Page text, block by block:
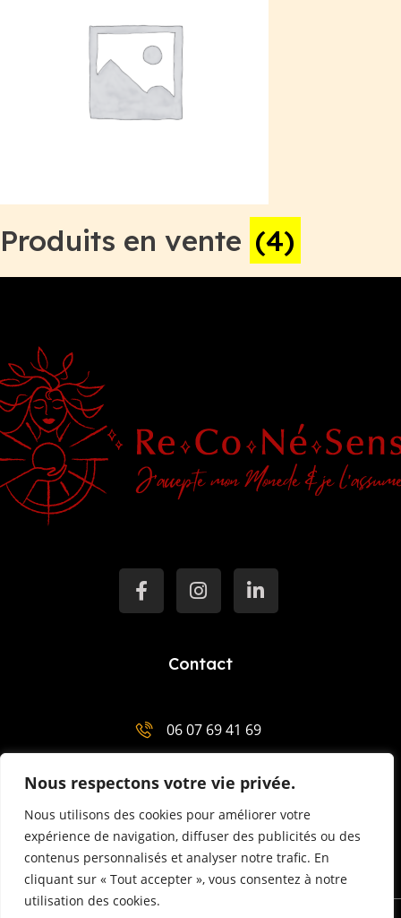
Nous respectons votre vie privée.
Nous utilisons des cookies pour améliorer votre
expérience de navigation, diffuser des publicités ou des
contenus personnalisés et analyser notre trafic. En
cliquant sur « Tout accepter », vous consentez à notre
utilisation des cookies.
Produits en vente (4)
Contact
06 07 69 41 69
3 Place Charles de Gaulle 29300 Quimperlé